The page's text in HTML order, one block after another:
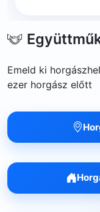
Emeld ki
ezer horgász előtt